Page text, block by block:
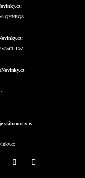
stáhnout zde.